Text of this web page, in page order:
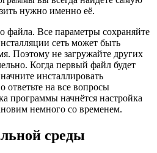
нужно именно её.
файла. Все параметры сохраняйте
сеть может быть
Поэтому не загружайте других
Когда первый файл будет
инсталлировать
на все вопросы
программы начнётся настройка
немного со временем.
среды